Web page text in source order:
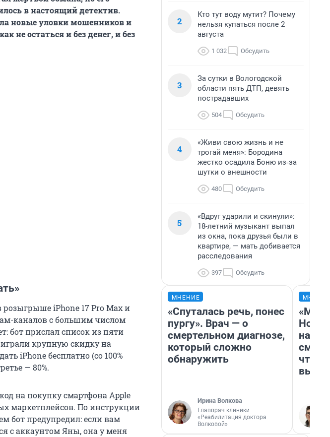
в настоящий детектив.
новые уловки мошенников и
не остаться и без денег, и без
iPhone 17 Pro Max и
каналов с большим числом
бот прислал список из пяти
крупную скидку на
iPhone бесплатно (со 100%
— 80%.
на покупку смартфона Apple
маркетплейсов. По инструкции
бот предупредил: если вам
с аккаунтом Яны, она у меня
2
Кто тут воду мутит? Почему
нельзя купаться после 2
августа
1 032 Обсудить
3
За сутки в Вологодской
области пять ДТП, девять
пострадавших
504 Обсудить
4
«Живи свою жизнь и не
трогай меня»: Бородина
жестко осадила Боню из‑за
шутки о внешности
480 Обсудить
5
«Вдруг ударили и скинули»:
18-летний музыкант выпал
из окна, пока друзья были в
квартире, — мать добивается
расследования
397 Обсудить
МНЕНИЕ
«Спуталась речь, понес
пургу». Врач — о
смертельном диагнозе,
который сложно
обнаружить
Ирина Волкова
Главврач клиники
«Реабилитация доктора
Волковой»
«Мы